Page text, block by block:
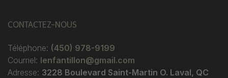
CONTACTEZ-NOUS
Téléphone: (450) 978-9199
Courriel: lenfantillon@gmail.com
Adresse: 3228 Boulevard Saint-Martin O. Laval, QC